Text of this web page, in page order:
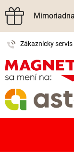
Zákaznícky servis